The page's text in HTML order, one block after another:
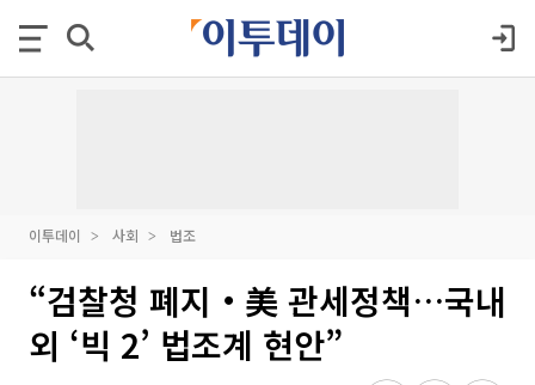
이투데이 사회 법조
“검찰청 폐지‧美 관세정책…국내
외 ‘빅 2’ 법조계 현안”